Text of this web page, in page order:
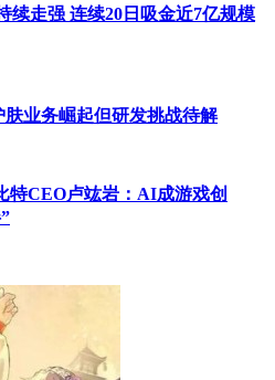
续走强 连续20日吸金近7亿规模
业务崛起但研发挑战待解
特CEO卢竑岩：AI成游戏创